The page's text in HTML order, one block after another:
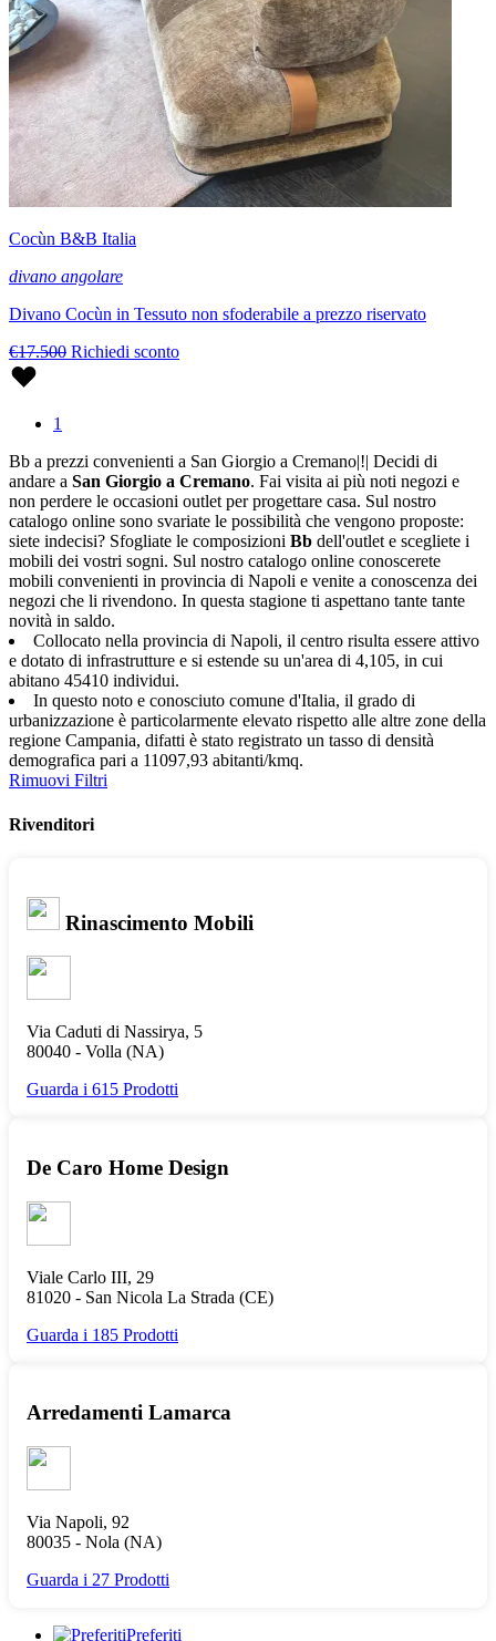
Cocùn B&B Italia
divano angolare
Divano Cocùn in Tessuto non sfoderabile a prezzo riservato
€17.500 Richiedi sconto
1
Bb a prezzi convenienti a San Giorgio a Cremano|!| Decidi di
andare a San Giorgio a Cremano. Fai visita ai più noti negozi e
non perdere le occasioni outlet per progettare casa. Sul nostro
catalogo online sono svariate le possibilità che vengono proposte:
siete indecisi? Sfogliate le composizioni Bb dell'outlet e scegliete i
mobili dei vostri sogni. Sul nostro catalogo online conoscerete
mobili convenienti in provincia di Napoli e venite a conoscenza dei
negozi che li rivendono. In questa stagione ti aspettano tante tante
novità in saldo.
Collocato nella provincia di Napoli, il centro risulta essere attivo
e dotato di infrastrutture e si estende su un'area di 4,105, in cui
abitano 45410 individui.
In questo noto e conosciuto comune d'Italia, il grado di
urbanizzazione è particolarmente elevato rispetto alle altre zone della
regione Campania, difatti è stato registrato un tasso di densità
demografica pari a 11097,93 abitanti/kmq.
Rimuovi Filtri
Rivenditori
Rinascimento Mobili
Via Caduti di Nassirya, 5
80040 - Volla (NA)
Guarda i 615 Prodotti
De Caro Home Design
Viale Carlo III, 29
81020 - San Nicola La Strada (CE)
Guarda i 185 Prodotti
Arredamenti Lamarca
Via Napoli, 92
80035 - Nola (NA)
Guarda i 27 Prodotti
Preferiti